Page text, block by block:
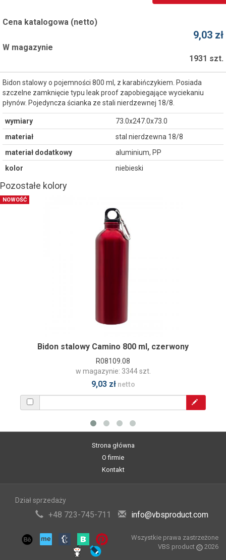
Cena katalogowa (netto)
9,03 zł
W magazynie
1931 szt.
Bidon stalowy o pojemności 800 ml, z karabińczykiem. Posiada
szczelne zamknięcie typu leak proof zapobiegające wyciekaniu
płynów. Pojedyncza ścianka ze stali nierdzewnej 18/8.
wymiary
73.0x247.0x73.0
materiał
stal nierdzewna 18/8
materiał dodatkowy
aluminium, PP
kolor
niebieski
Pozostałe kolory
NOWOŚĆ
Bidon stalowy Camino 800 ml, czerwony
R08109.08
w magazynie: 3344 szt.
9,03 złnetto
Strona główna
O firmie
Kontakt
Dział sprzedaży
+48 723-745-711 info@vbsproduct.com
Wszystkie prawa zastrzeżone
VBS product
2026